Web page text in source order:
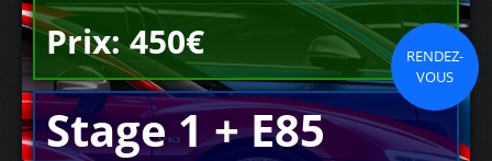
Prix: 450€
RENDEZ-
VOUS
Stage 1 + E85